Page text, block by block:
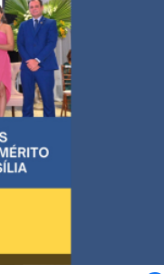
Ouvidoria
Dúvidas Frequentes
Convenção Coletiva
Consulta de